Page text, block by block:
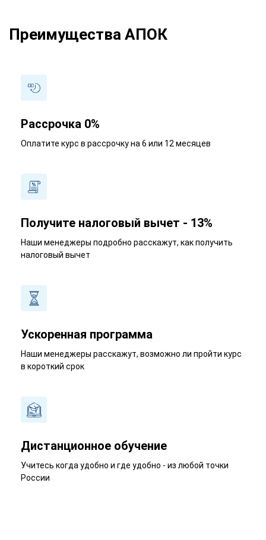
Преимущества АПОК
Рассрочка 0%
Оплатите курс в рассрочку на 6 или 12 месяцев
Получите налоговый вычет - 13%
Наши менеджеры подробно расскажут, как получить
налоговый вычет
Ускоренная программа
Наши менеджеры расскажут, возможно ли пройти курс
в короткий срок
Дистанционное обучение
Учитесь когда удобно и где удобно - из любой точки
России